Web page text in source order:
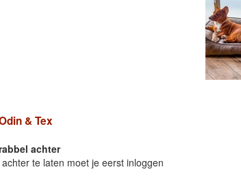
& Tex
achter
te laten moet je eerst inloggen